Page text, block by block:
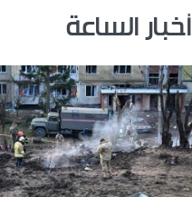
أخبار الساعة